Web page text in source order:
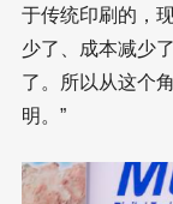
于传统印刷的，
少了、成本减少
了。所以从这个
明。”